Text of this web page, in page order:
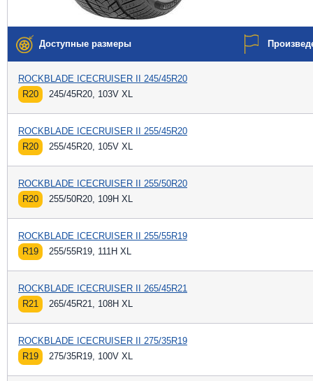
Доступные размеры
ROCKBLADE ICECRUISER II 245/45R20
R20
245/45R20, 103V XL
ROCKBLADE ICECRUISER II 255/45R20
R20
255/45R20, 105V XL
ROCKBLADE ICECRUISER II 255/50R20
R20
255/50R20, 109H XL
ROCKBLADE ICECRUISER II 255/55R19
R19
255/55R19, 111H XL
ROCKBLADE ICECRUISER II 265/45R21
R21
265/45R21, 108H XL
ROCKBLADE ICECRUISER II 275/35R19
R19
275/35R19, 100V XL